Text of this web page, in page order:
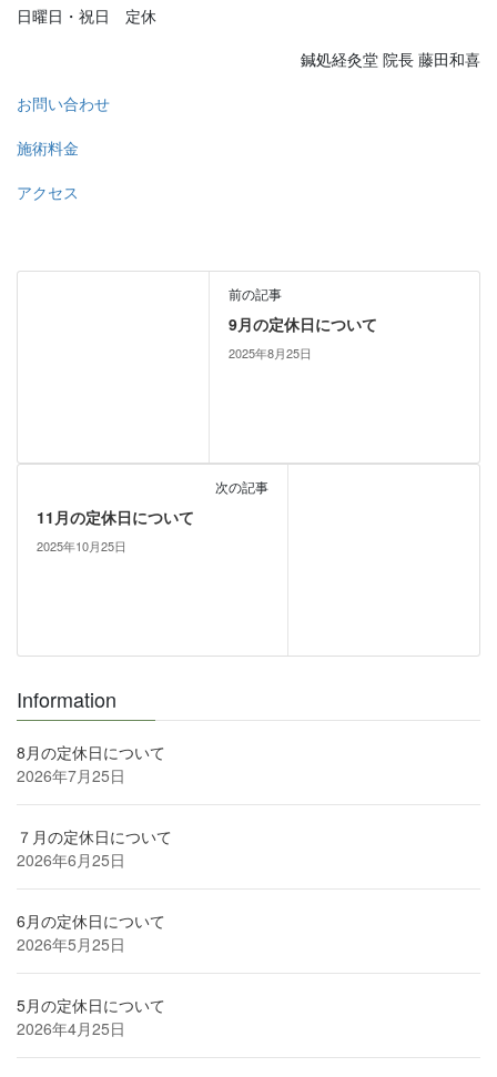
日曜日・祝日 定休
鍼処経灸堂 院長 藤田和喜
お問い合わせ
施術料金
アクセス
前の記事
9月の定休日について
2025年8月25日
次の記事
11月の定休日について
2025年10月25日
Information
8月の定休日について
2026年7月25日
７月の定休日について
2026年6月25日
6月の定休日について
2026年5月25日
5月の定休日について
2026年4月25日